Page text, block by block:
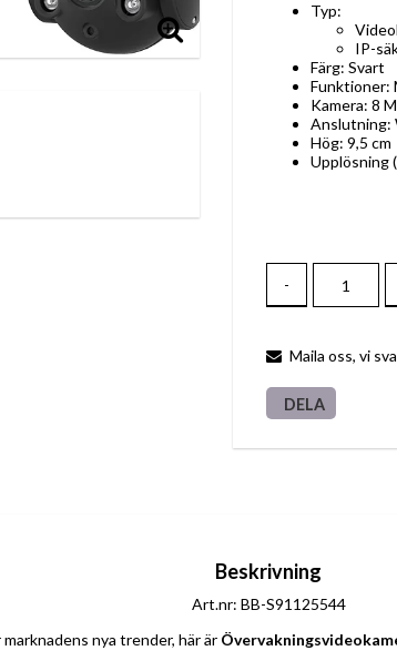
Typ:
IP-
Färg: Svart
Funktioner:
Kamera: 8
Anslutning:
Hög: 9,5 cm
Upplösning
-
Maila oss, vi
DELA
Beskrivning
Art.nr: BB-S91125544
nya trender, här är